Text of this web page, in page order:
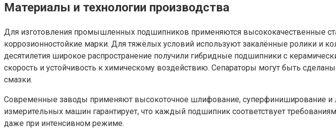
Материалы и технологии производства
Для изготовления промышленных подшипников применяются высококачественные
коррозионностойкие марки. Для тяжёлых условий используют закалённые ролики и
десятилетия широкое распространение получили гибридные подшипники с
скорость и устойчивость к химическому воздействию. Сепараторы могут быть
смазки.
Современные заводы применяют высокоточное шлифование, суперфиниширование
измерительных машин гарантирует, что каждый подшипник соответствует
даже при интенсивном режиме.